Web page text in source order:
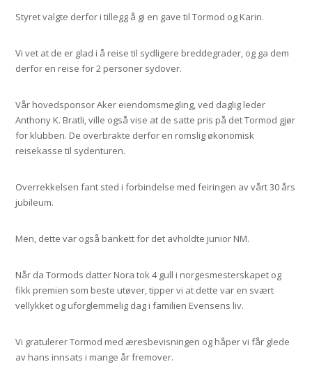
Styret valgte derfor i tillegg å gi en gave til Tormod og Karin.
Vi vet at de er glad i å reise til sydligere breddegrader, og ga dem
derfor en reise for 2 personer sydover.
Vår hovedsponsor Aker eiendomsmegling, ved daglig leder
Anthony K. Bratli, ville også vise at de satte pris på det Tormod gjør
for klubben. De overbrakte derfor en romslig økonomisk
reisekasse til sydenturen.
Overrekkelsen fant sted i forbindelse med feiringen av vårt 30 års
jubileum.
Men, dette var også bankett for det avholdte junior NM.
Når da Tormods datter Nora tok 4 gull i norgesmesterskapet og
fikk premien som beste utøver, tipper vi at dette var en svært
vellykket og uforglemmelig dag i familien Evensens liv.
Vi gratulerer Tormod med æresbevisningen og håper vi får glede
av hans innsats i mange år fremover.